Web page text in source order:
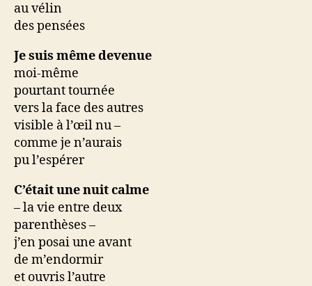
au vélin
des pensées
Je suis même devenue
moi-même
pourtant tournée
vers la face des autres
visible à l’œil nu –
comme je n’aurais
pu l’espérer
C’était une nuit calme
– la vie entre deux
parenthèses –
j’en posai une avant
de m’endormir
et ouvris l’autre